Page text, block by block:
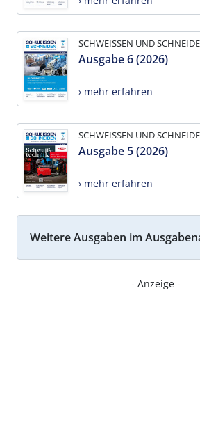
SCHWEISSEN UND
Ausgabe 6 (2026)
› mehr erfahren
SCHWEISSEN UND
Ausgabe 5 (2026)
› mehr erfahren
Weitere Ausgaben im
- Anzeige -